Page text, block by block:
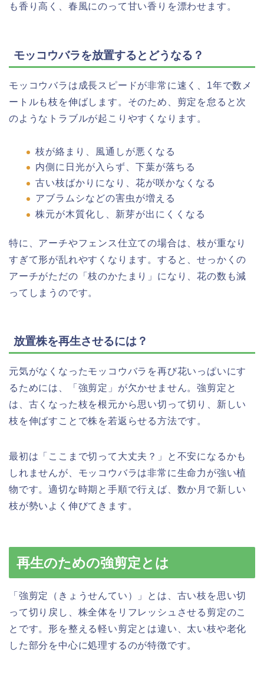
も香り高く、春風にのって甘い香りを漂わせます。
モッコウバラを放置するとどうなる？
モッコウバラは成長スピードが非常に速く、1年で数メ
ートルも枝を伸ばします。そのため、剪定を怠ると次
のようなトラブルが起こりやすくなります。
枝が絡まり、風通しが悪くなる
内側に日光が入らず、下葉が落ちる
古い枝ばかりになり、花が咲かなくなる
アブラムシなどの害虫が増える
株元が木質化し、新芽が出にくくなる
特に、アーチやフェンス仕立ての場合は、枝が重なり
すぎて形が乱れやすくなります。すると、せっかくの
アーチがただの「枝のかたまり」になり、花の数も減
ってしまうのです。
放置株を再生させるには？
元気がなくなったモッコウバラを再び花いっぱいにす
るためには、「強剪定」が欠かせません。強剪定と
は、古くなった枝を根元から思い切って切り、新しい
枝を伸ばすことで株を若返らせる方法です。
最初は「ここまで切って大丈夫？」と不安になるかも
しれませんが、モッコウバラは非常に生命力が強い植
物です。適切な時期と手順で行えば、数か月で新しい
枝が勢いよく伸びてきます。
再生のための強剪定とは
「強剪定（きょうせんてい）」とは、古い枝を思い切
って切り戻し、株全体をリフレッシュさせる剪定のこ
とです。形を整える軽い剪定とは違い、太い枝や老化
した部分を中心に処理するのが特徴です。